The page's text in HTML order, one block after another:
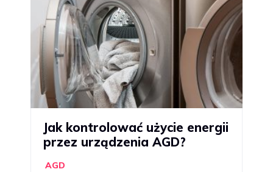
Jak kontrolować użycie energii
przez urządzenia AGD?
AGD